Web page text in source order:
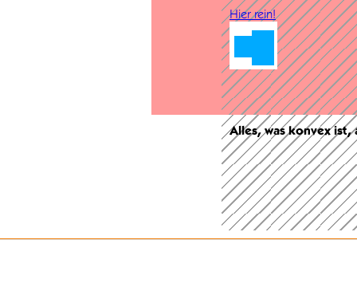
Hier rein!
Alles, was konvex